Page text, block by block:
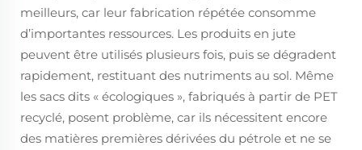
meilleurs, car leur fabrication répétée consomme
d’importantes ressources. Les produits en jute
peuvent être utilisés plusieurs fois, puis se dégradent
rapidement, restituant des nutriments au sol. Même
les sacs dits « écologiques », fabriqués à partir de PET
recyclé, posent problème, car ils nécessitent encore
des matières premières dérivées du pétrole et ne se